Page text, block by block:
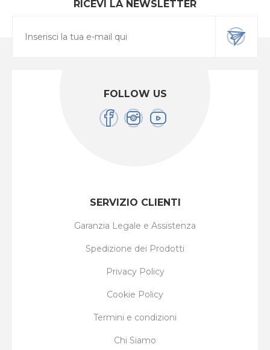
RICEVI LA NEWSLETTER
FOLLOW US
SERVIZIO CLIENTI
Garanzia Legale e Assistenza
Spedizione dei Prodotti
Privacy Policy
Cookie Policy
Termini e condizioni
Chi Siamo